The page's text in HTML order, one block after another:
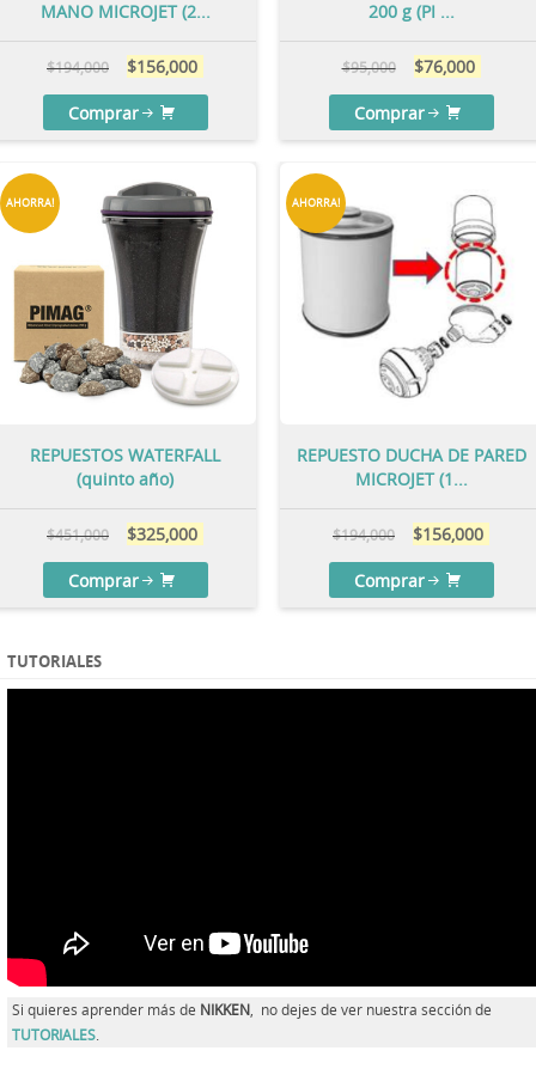
MANO MICROJET (2...
$194,000 $156,000
Comprar
200 g (PI ...
$95,000 $76,000
Comprar
REPUESTOS WATERFALL
(quinto año)
$451,000 $325,000
Comprar
AHORRA!
REPUESTO DUCHA DE PARED
MICROJET (1...
$194,000 $156,000
Comprar
AHORRA!
TUTORIALES
Si quieres aprender más de NIKKEN, no dejes de ver nuestra sección de
TUTORIALES.